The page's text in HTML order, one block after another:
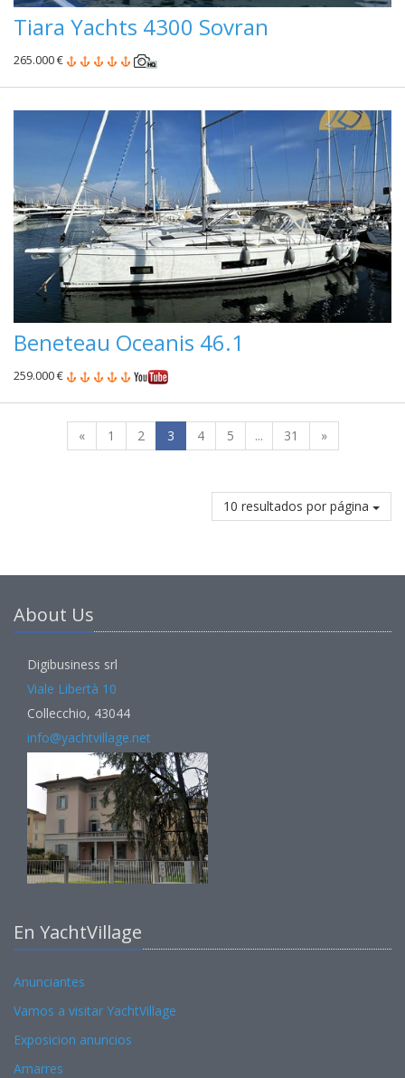
Tiara Yachts 4300 Sovran
265.000 €
Beneteau Oceanis 46.1
259.000 €
« 1 2 3 4 5 ... 31 »
10 resultados por página
About Us
Digibusiness srl
Viale Libertà 10
Collecchio, 43044
info@yachtvillage.net
En YachtVillage
Anunciantes
Vamos a visitar YachtVillage
Exposicion anuncios
Amarres